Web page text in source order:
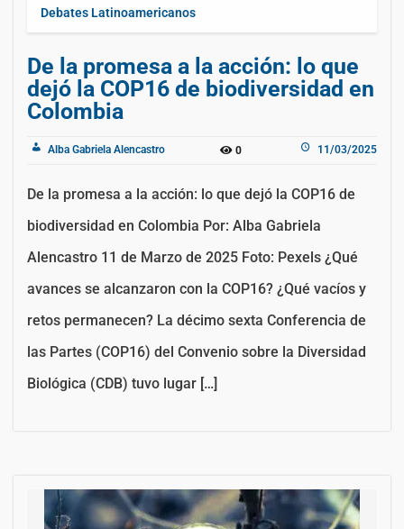
Debates Latinoamericanos
De la promesa a la acción: lo que
dejó la COP16 de biodiversidad en
Colombia
Alba Gabriela Alencastro 0 11/03/2025
De la promesa a la acción: lo que dejó la COP16 de
biodiversidad en Colombia Por: Alba Gabriela
Alencastro 11 de Marzo de 2025 Foto: Pexels ¿Qué
avances se alcanzaron con la COP16? ¿Qué vacíos y
retos permanecen? La décimo sexta Conferencia de
las Partes (COP16) del Convenio sobre la Diversidad
Biológica (CDB) tuvo lugar […]